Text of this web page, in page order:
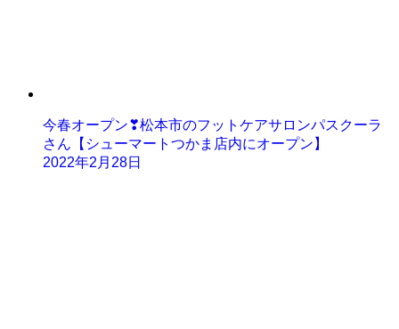
今春オープン❣松本市のフットケアサロンパスクーラ
さん【シューマートつかま店内にオープン】
2022年2月28日